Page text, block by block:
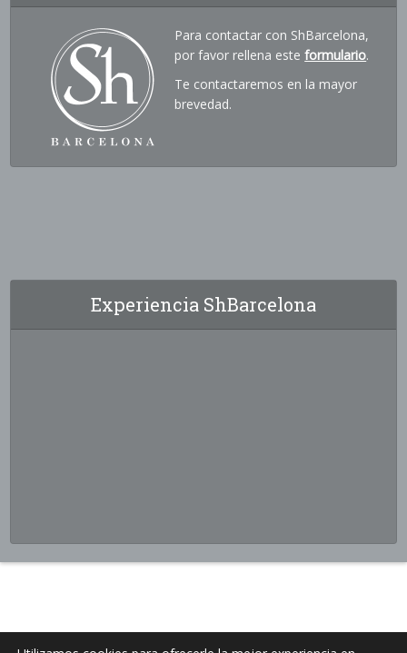
Para contactar con ShBarcelona,
por favor rellena esteformulario.
Te contactaremos en la mayor
brevedad.
Experiencia ShBarcelona